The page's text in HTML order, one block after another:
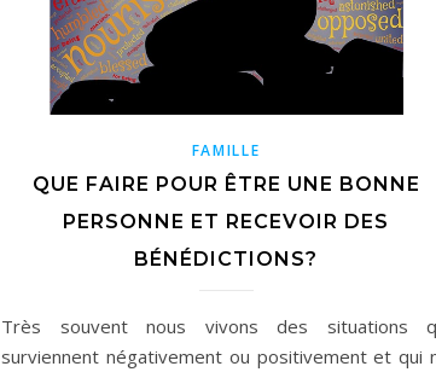
FAMILLE
QUE FAIRE POUR ÊTRE UNE BONNE
PERSONNE ET RECEVOIR DES
BÉNÉDICTIONS?
Très souvent nous vivons des situations
surviennent négativement ou positivement et qui